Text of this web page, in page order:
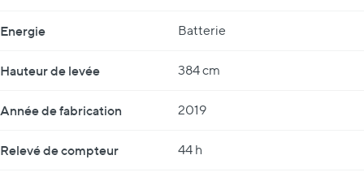
Energie Batterie
Hauteur de levée 384 cm
Année de fabrication 2019
Relevé de compteur 44 h